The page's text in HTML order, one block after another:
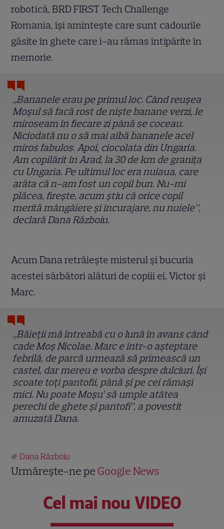
robotică, BRD FIRST Tech Challenge
Romania, își amintește care sunt cadourile
găsite în ghete care i-au rămas întipărite în
memorie.
„Bananele erau pe primul loc. Când reușea
Moșul să facă rost de niște banane verzi, le
miroseam în fiecare zi până se coceau.
Niciodată nu o să mai aibă bananele acel
miros fabulos. Apoi, ciocolata din Ungaria.
Am copilărit în Arad, la 30 de km de granița
cu Ungaria. Pe ultimul loc era nuiaua, care
arăta că n-am fost un copil bun. Nu-mi
plăcea, firește, acum știu că orice copil
merită mângâiere și încurajare, nu nuiele”,
declară Dana Războiu.
Acum Dana retrăiește misterul și bucuria
acestei sărbători alături de copiii ei, Victor și
Marc.
„Băieții mă întreabă cu o lună în avans când
cade Moș Nicolae. Marc e într-o așteptare
febrilă, de parcă urmează să primească un
castel, dar mereu e vorba despre dulciuri. Își
scoate toți pantofii, până și pe cei rămași
mici. Nu poate Moșu’ să umple atâtea
perechi de ghete și pantofi”, a povestit
amuzată Dana.
Dana Războiu
Urmărește-ne pe Google News
Cel mai nou VIDEO